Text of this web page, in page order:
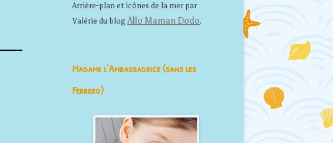
Arrière-plan et icônes de la mer par
Valérie du blog Allo Maman Dodo.
Madame l’Ambassadrice (sans les
Ferrero)